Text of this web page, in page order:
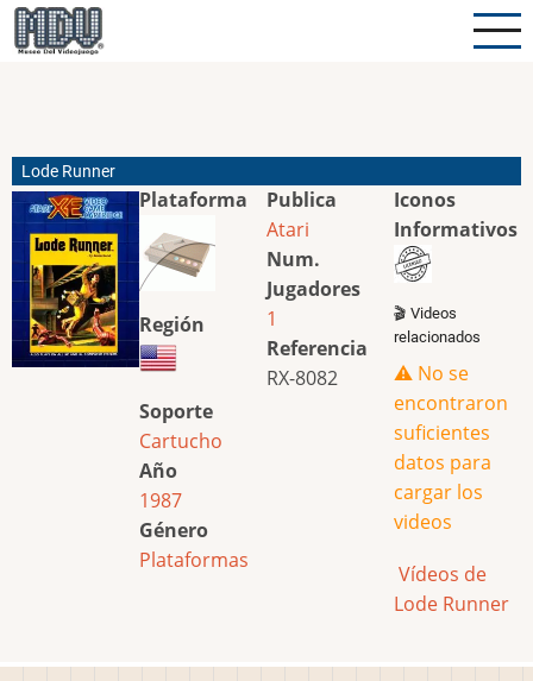
Pasar
al
Lode Runner
Plataforma
Región
Soporte
Cartucho
Año
1987
Género
Plataformas
Publica
Atari
Num.
Jugadores
1
Referencia
RX-8082
Iconos
Informativos
🎬 Videos
relacionados
⚠️ No se
encontraron
suficientes
datos para
cargar los
videos
Vídeos de
Lode Runner